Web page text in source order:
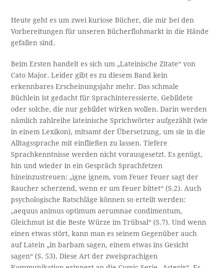
Heute geht es um zwei kuriose Bücher, die mir bei den
Vorbereitungen für unseren Bücherflohmarkt in die Hände
gefallen sind.
Beim Ersten handelt es sich um „Lateinische Zitate“ von
Cato Major. Leider gibt es zu diesem Band kein
erkennbares Erscheinungsjahr mehr. Das schmale
Büchlein ist gedacht für Sprachinteressierte, Gebildete
oder solche, die nur gebildet wirken wollen. Darin werden
nämlich zahlreihe lateinische Sprichwörter aufgezählt (wie
in einem Lexikon), mitsamt der Übersetzung, um sie in die
Alltagssprache mit einfließen zu lassen. Tiefere
Sprachkenntnisse werden nicht vorausgesetzt. Es genügt,
hin und wieder in ein Gespräch Sprachfetzen
hineinzustreuen: „igne ignem, vom Feuer Feuer sagt der
Raucher scherzend, wenn er um Feuer bittet“ (S.2). Auch
psychologische Ratschläge können so erteilt werden:
„aequus animus optimum aerumnae condimentum,
Gleichmut ist die Beste Würze im Trübsal“ (S.7). Und wenn
einen etwas stört, kann man es seinem Gegenüber auch
auf Latein „in barbam sagen, einem etwas ins Gesicht
sagen“ (S. 53). Diese Art der zweisprachigen